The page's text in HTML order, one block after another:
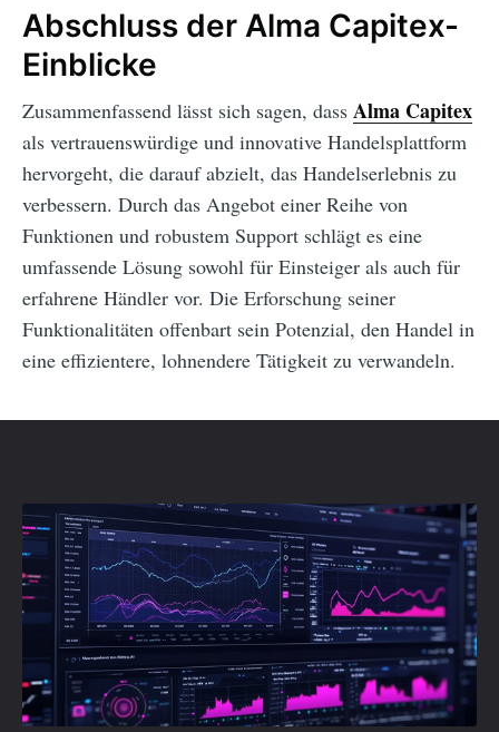
Abschluss der Alma Capitex-
Einblicke
Zusammenfassend lässt sich sagen, dass Alma Capitex
als vertrauenswürdige und innovative Handelsplattform
hervorgeht, die darauf abzielt, das Handelserlebnis zu
verbessern. Durch das Angebot einer Reihe von
Funktionen und robustem Support schlägt es eine
umfassende Lösung sowohl für Einsteiger als auch für
erfahrene Händler vor. Die Erforschung seiner
Funktionalitäten offenbart sein Potenzial, den Handel in
eine effizientere, lohnendere Tätigkeit zu verwandeln.